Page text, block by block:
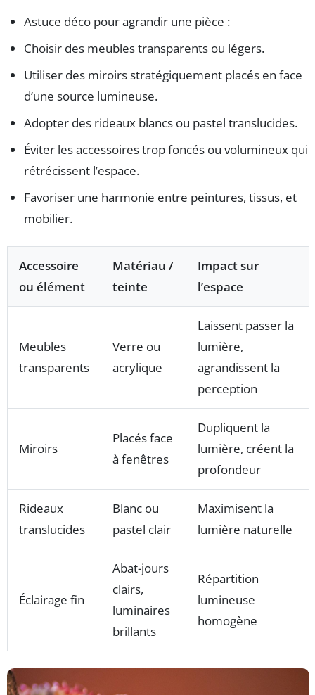
Astuce déco pour agrandir une pièce :
Choisir des meubles transparents ou légers.
Utiliser des miroirs stratégiquement placés en face
d’une source lumineuse.
Adopter des rideaux blancs ou pastel translucides.
Éviter les accessoires trop foncés ou volumineux qui
rétrécissent l’espace.
Favoriser une harmonie entre peintures, tissus, et
mobilier.
Accessoire
ou élément
Matériau /
teinte
Impact sur
l’espace
Meubles
transparents
Verre ou
acrylique
Laissent passer la
lumière,
agrandissent la
perception
Miroirs
Placés face
à fenêtres
Dupliquent la
lumière, créent la
profondeur
Rideaux
translucides
Blanc ou
pastel clair
Maximisent la
lumière naturelle
Éclairage fin
Abat-jours
clairs,
luminaires
brillants
Répartition
lumineuse
homogène